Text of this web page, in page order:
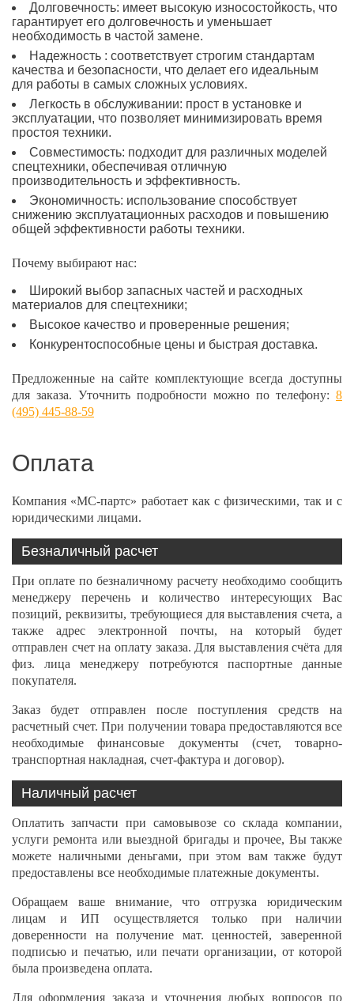
Долговечность: имеет высокую износостойкость, что
гарантирует его долговечность и уменьшает
необходимость в частой замене.
Надежность : соответствует строгим стандартам
качества и безопасности, что делает его идеальным
для работы в самых сложных условиях.
Легкость в обслуживании: прост в установке и
эксплуатации, что позволяет минимизировать время
простоя техники.
Совместимость: подходит для различных моделей
спецтехники, обеспечивая отличную
производительность и эффективность.
Экономичность: использование способствует
снижению эксплуатационных расходов и повышению
общей эффективности работы техники.
Почему выбирают нас:
Широкий выбор запасных частей и расходных
материалов для спецтехники;
Высокое качество и проверенные решения;
Конкурентоспособные цены и быстрая доставка.
Предложенные на сайте комплектующие всегда доступны
для заказа. Уточнить подробности можно по телефону: 8
(495) 445-88-59
Оплата
Компания «МС-партс» работает как с физическими, так и с
юридическими лицами.
Безналичный расчет
При оплате по безналичному расчету необходимо сообщить
менеджеру перечень и количество интересующих Вас
позиций, реквизиты, требующиеся для выставления счета, а
также адрес электронной почты, на который будет
отправлен счет на оплату заказа. Для выставления счёта для
физ. лица менеджеру потребуются паспортные данные
покупателя.
Заказ будет отправлен после поступления средств на
расчетный счет. При получении товара предоставляются все
необходимые финансовые документы (счет, товарно-
транспортная накладная, счет-фактура и договор).
Наличный расчет
Оплатить запчасти при самовывозе со склада компании,
услуги ремонта или выездной бригады и прочее, Вы также
можете наличными деньгами, при этом вам также будут
предоставлены все необходимые платежные документы.
Обращаем ваше внимание, что отгрузка юридическим
лицам и ИП осуществляется только при наличии
доверенности на получение мат. ценностей, заверенной
подписью и печатью, или печати организации, от которой
была произведена оплата.
Для оформления заказа и уточнения любых вопросов по